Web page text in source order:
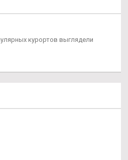
курортов выглядели